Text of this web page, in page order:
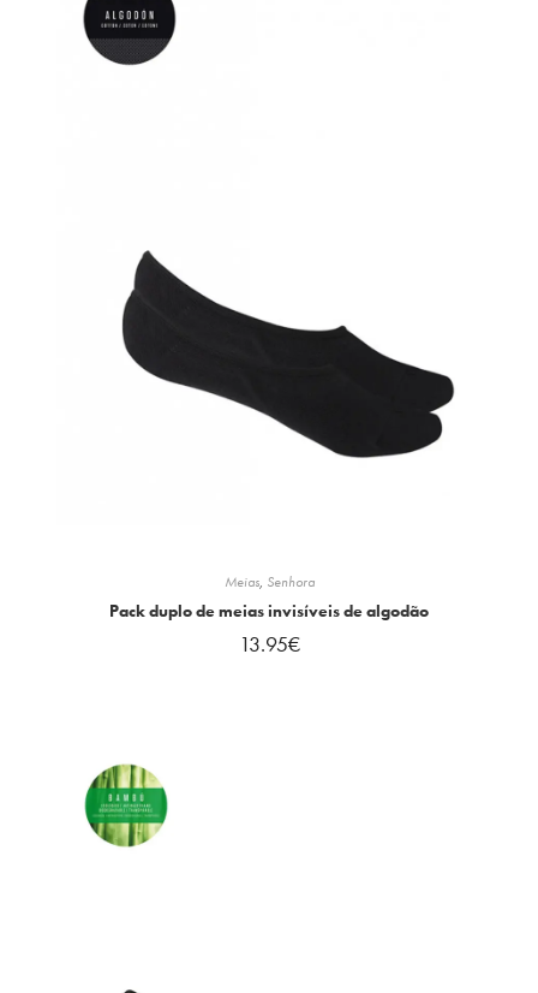
Meias, Senhora
Pack duplo de meias invisíveis de algodão
13.95€